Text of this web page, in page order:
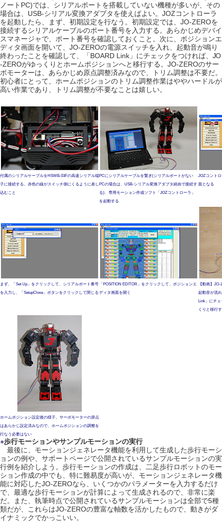
ノートPC)では、シリアルポートを搭載していない機種が多いが、その
場合は、USB-シリアル変換アダプタを使えばよい。JOZコントローラ
を起動したら、まず、初期設定を行なう。初期設定では、JO-ZEROを
接続するシリアルケーブルのポート番号を入力する。あらかじめデバイ
スマネージャで、ポート番号を確認しておくこと。次に、ポジションエ
ディタ画面を開いて、JO-ZEROの電源スイッチを入れ、起動音が鳴り
終わったことを確認して、「BOARD Link」にチェックをつければ、JO
-ZEROがゆっくりとホームポジションへと移行する。JO-ZEROのサー
ボモーターは、あらかじめ原点調整済みなので、トリム調整は不要だ。
初心者にとって、ホームポジションのトリム調整作業はややハードルが
高い作業であり、トリム調整が不要なことは嬉しい。
付属のシリアルケーブルをHSWB-03Fの高速シリアル端
子に接続する。赤色の線がスイッチ側にくるように差し
込むこと
PCにシリアルケーブルを繋ぎ(シリアルポートがない
PCの場合は、USB-シリアル変換アダプタ経由で接続す
る)、専用モーション作成ソフト「JOZコントローラ」
を起動する
JOZコント
面となる
まず、「Set Up」をクリックして、シリアルポート番号
を入力し、「SetupClose」ボタンをクリックして閉じる
「POSITION EDITOR」をクリックして、ポジションエ
ディタ画面を開く
【動画】
起動音が流
Link」にチ
くりと移行
ホームポジション設定後の様子。サーボモーターの原点
はあらかじ設定済みなので、ホームポジションの調整を
行なう必要はない
●歩行モーションやサンプルモーションの実行
最後に、モーションジェネレータ機能を利用して生成した歩行モーシ
ョンの例や、サポートページで公開されているサンプルモーションの実
行例を紹介しよう。歩行モーションの作成は、二足歩行ロボットのモー
ション作成の中でも、特に難易度が高いが、モーションジェネレータ機
能に対応したJO-ZEROなら、いくつかのパラメーターを入力するだけ
で、最適な歩行モーションが計算によって生成されるので、非常に楽
だ。また、執筆時点で公開されているサンプルモーションは全部で5種
類だが、これらはJO-ZEROの豊富な軸数を活かしたもので、動きがダ
イナミックでかっこいい。